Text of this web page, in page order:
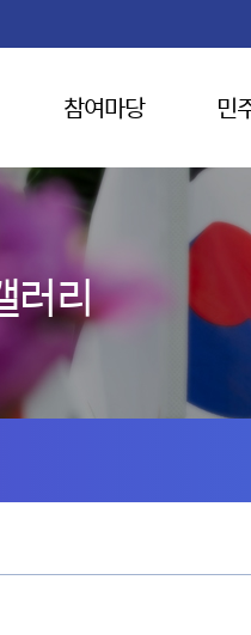
참여마당 민
러리